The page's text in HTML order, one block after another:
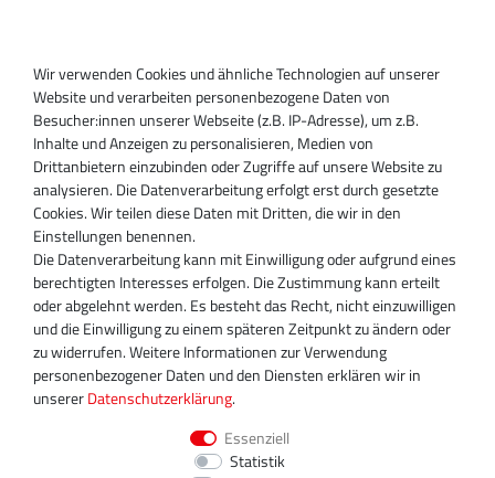
SUPPORT
Inhaber:
Magnos Turbosystems GmbH
Miraustraße 27-29
D-13509 Berlin
+49 30 340 606 740
+49 30 340 606 740
+49 30 340 606 745
info@turboservice24.de
Aktuelle Öffnungszeiten
Mo-Fr: 08:00 Uhr - 18:00 Uhr
Sa: geschlossen
Wir verwenden Cookies und ähnliche Technologien auf unserer
Website und verarbeiten personenbezogene Daten von
Besucher:innen unserer Webseite (z.B. IP-Adresse), um z.B.
Inhalte und Anzeigen zu personalisieren, Medien von
Drittanbietern einzubinden oder Zugriffe auf unsere Website zu
analysieren. Die Datenverarbeitung erfolgt erst durch gesetzte
Cookies. Wir teilen diese Daten mit Dritten, die wir in den
Einstellungen benennen.
Die Datenverarbeitung kann mit Einwilligung oder aufgrund eines
berechtigten Interesses erfolgen. Die Zustimmung kann erteilt
oder abgelehnt werden. Es besteht das Recht, nicht einzuwilligen
und die Einwilligung zu einem späteren Zeitpunkt zu ändern oder
zu widerrufen. Weitere Informationen zur Verwendung
personenbezogener Daten und den Diensten erklären wir in
unsererDaten­schutz­erklärung.
Essenziell
Statistik